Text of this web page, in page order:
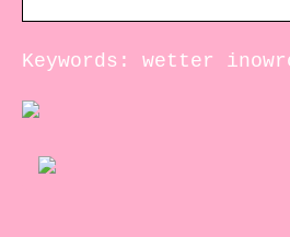
Keywords: wetter